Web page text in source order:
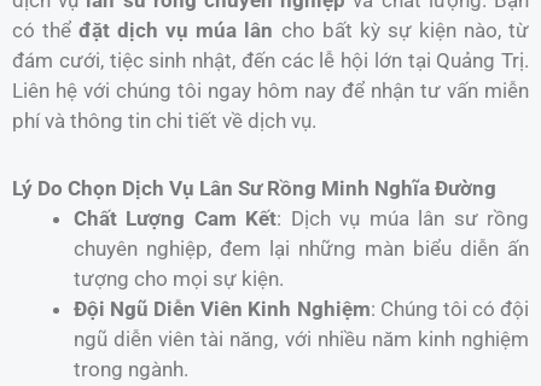
có thểđặt dịch vụ múa lân cho bất kỳ sự kiện nào, từ
đám cưới, tiệc sinh nhật, đến các lễ hội lớn tại Quảng Trị.
Liên hệ với chúng tôi ngay hôm nay để nhận tư vấn miễn
phí và thông tin chi tiết về dịch vụ.
Lý Do Chọn Dịch Vụ Lân Sư Rồng Minh Nghĩa Đường
Chất Lượng Cam Kết: Dịch vụ múa lân sư rồng
chuyên nghiệp, đem lại những màn biểu diễn ấn
tượng cho mọi sự kiện.
Đội Ngũ Diễn Viên Kinh Nghiệm: Chúng tôi có đội
ngũ diễn viên tài năng, với nhiều năm kinh nghiệm
trong ngành.